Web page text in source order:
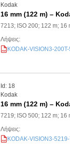
Kodak
16 mm (122 m) –
7213; ISO 200; 122 m; 16
Λήψεις:
PDF KODAK-VISION3-
Id: 18
Kodak
16 mm (122 m) –
7219; ISO 500; 122 m; 16
Λήψεις:
PDF KODAK-VISION3-